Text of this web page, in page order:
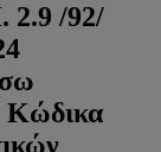
/92/
Κώδικα